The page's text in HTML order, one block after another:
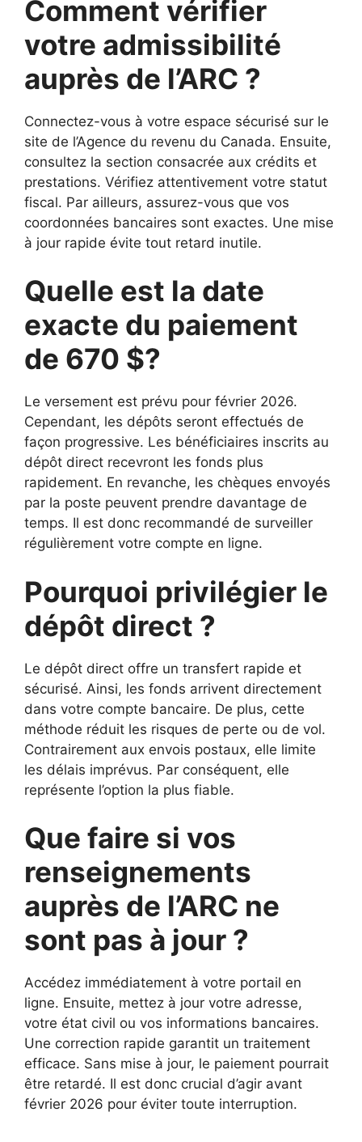
Comment vérifier
votre admissibilité
auprès de l’ARC ?
Connectez-vous à votre espace sécurisé sur le
site de l’Agence du revenu du Canada. Ensuite,
consultez la section consacrée aux crédits et
prestations. Vérifiez attentivement votre statut
fiscal. Par ailleurs, assurez-vous que vos
coordonnées bancaires sont exactes. Une mise
à jour rapide évite tout retard inutile.
Quelle est la date
exacte du paiement
de 670 $?
Le versement est prévu pour février 2026.
Cependant, les dépôts seront effectués de
façon progressive. Les bénéficiaires inscrits au
dépôt direct recevront les fonds plus
rapidement. En revanche, les chèques envoyés
par la poste peuvent prendre davantage de
temps. Il est donc recommandé de surveiller
régulièrement votre compte en ligne.
Pourquoi privilégier le
dépôt direct ?
Le dépôt direct offre un transfert rapide et
sécurisé. Ainsi, les fonds arrivent directement
dans votre compte bancaire. De plus, cette
méthode réduit les risques de perte ou de vol.
Contrairement aux envois postaux, elle limite
les délais imprévus. Par conséquent, elle
représente l’option la plus fiable.
Que faire si vos
renseignements
auprès de l’ARC ne
sont pas à jour ?
Accédez immédiatement à votre portail en
ligne. Ensuite, mettez à jour votre adresse,
votre état civil ou vos informations bancaires.
Une correction rapide garantit un traitement
efficace. Sans mise à jour, le paiement pourrait
être retardé. Il est donc crucial d’agir avant
février 2026 pour éviter toute interruption.